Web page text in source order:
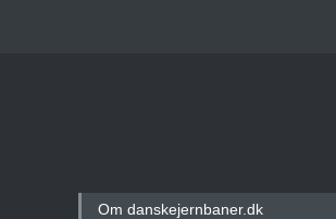
Om danskejernbaner.dk